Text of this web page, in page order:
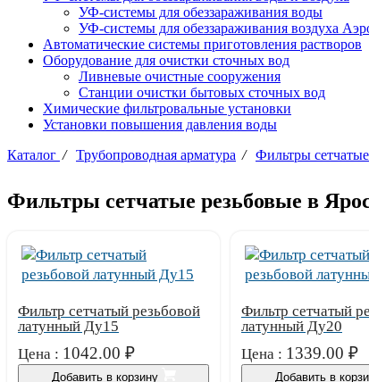
УФ-системы для обеззараживания воды
УФ-системы для обеззараживания воздуха
Автоматические системы приготовления растворов
Оборудование для очистки сточных вод
Ливневые очистные сооружения
Станции очистки бытовых сточных вод
Химические фильтровальные установки
Установки повышения давления воды
Каталог / Трубопроводная арматура / Фильтры сетчатые
Фильтры сетчатые резьбовые в
Фильтр сетчатый резьбовой
латунный Ду15
Цена : 1042.00 ₽
Добавить в корзину
Фильтр сетчатый
латунный Ду20
Цена : 1339.00 ₽
Добавить в